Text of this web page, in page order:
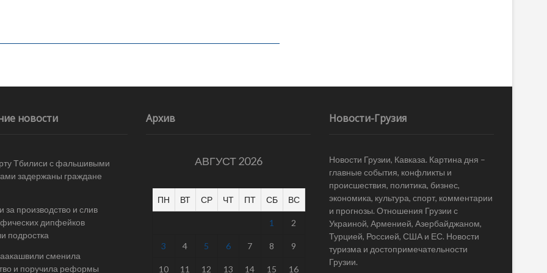
новости
Тбилиси с фальшивыми
задержаны граждане
за производство и слив
дипфейков
подростка
сменила
и поручила реформы
Архив
АВГУСТ 2026
ПН ВТ СР ЧТ ПТ СБ ВС
1 2
3 4 5 6 7 8 9
10 11 12 13 14 15 16
Новости-Грузия
Новости Грузии, Кавказа. Картина дня –
главные события, конфликты и
происшествия, политика, бизнес,
экономика, культура, спорт, комментарии
и прогнозы. Отношения Грузии с
Украиной, Арменией, Азербайджаном,
Турцией, Россией, США и ЕС. Новости
туризма и достопримечательности
Грузии.